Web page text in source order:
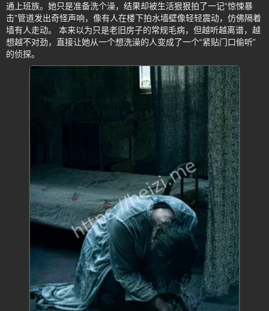
通上班族。她只是准备洗个澡，结果却被生活狠狠拍了一记“惊悚暴
击”管道发出奇怪声响，像有人在楼下拍水墙壁像轻轻震动，仿佛隔着
墙有人走动。 本来以为只是老旧房子的常规毛病，但越听越离谱，越
想越不对劲，直接让她从一个想洗澡的人变成了一个“紧贴门口偷听”
的侦探。